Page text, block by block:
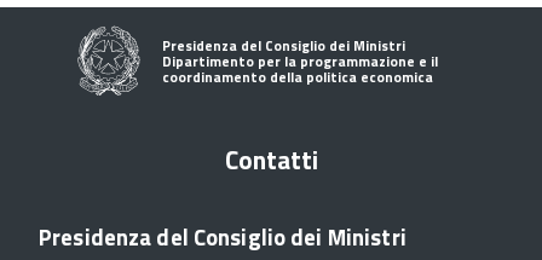
Presidenza del Consiglio dei Ministri
Dipartimento per la programmazione e il
coordinamento della politica economica
Contatti
Presidenza del Consiglio dei Ministri